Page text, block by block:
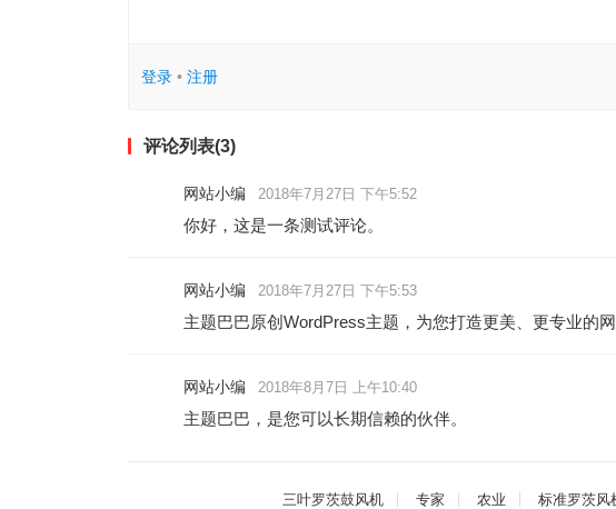
登录• 注册
评论列表(3)
网站小编 2018年7月27日 下午5:52
你好，这是一条测试评论。
网站小编 2018年7月27日 下午5:53
主题巴巴原创WordPress主题，为您打造更美、更专业的网
网站小编 2018年8月7日 上午10:40
主题巴巴，是您可以长期信赖的伙伴。
三叶罗茨鼓风机 专家 农业 标准罗茨风